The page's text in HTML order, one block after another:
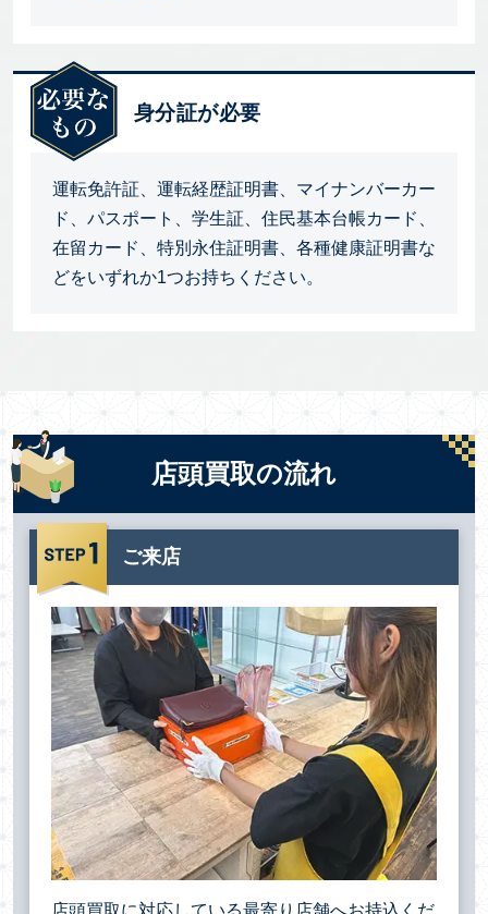
身分証が必要
運転免許証、運転経歴証明書、マイナンバーカー
ド、パスポート、学生証、住民基本台帳カード、
在留カード、特別永住証明書、各種健康証明書な
どをいずれか1つお持ちください。
店頭買取の流れ
ご来店